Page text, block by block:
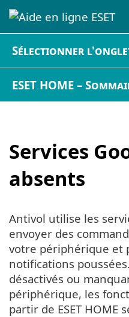
Sélectionner
ESET HOME –
Services
absents
Antivol utilise les
envoyer des
votre périphérique et
notifications
désactivés ou
périphérique, les
partir de ESET HOME